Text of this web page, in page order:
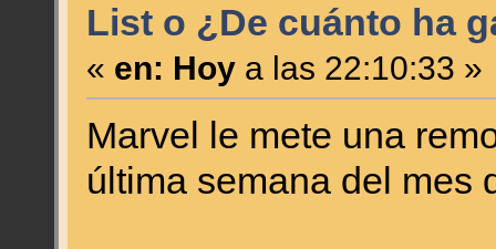
List o ¿De cuánto ha
« en: Hoya las 22:10:33 »
Marvel le mete una
última semana del